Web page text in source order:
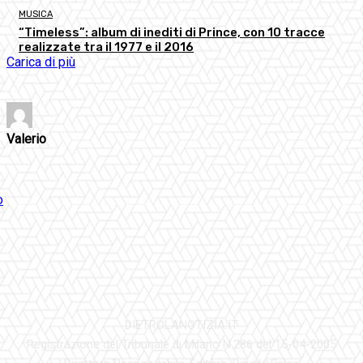
MUSICA
“Timeless”: album di inediti di Prince, con 10 tracce
realizzate tra il 1977 e il 2016
Carica di più
Valerio